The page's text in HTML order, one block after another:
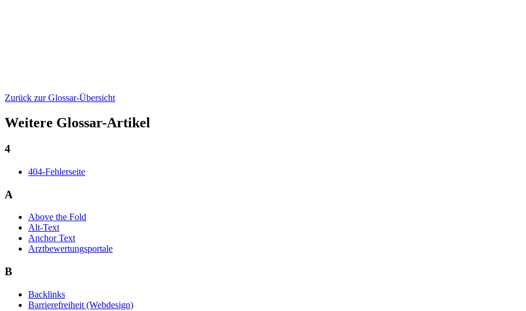
Zurück zur Glossar-Übersicht
Weitere Glossar-Artikel
4
404-Fehlerseite
A
Above the Fold
Alt-Text
Anchor Text
Arztbewertungsportale
B
Backlinks
Barrierefreiheit (Webdesign)